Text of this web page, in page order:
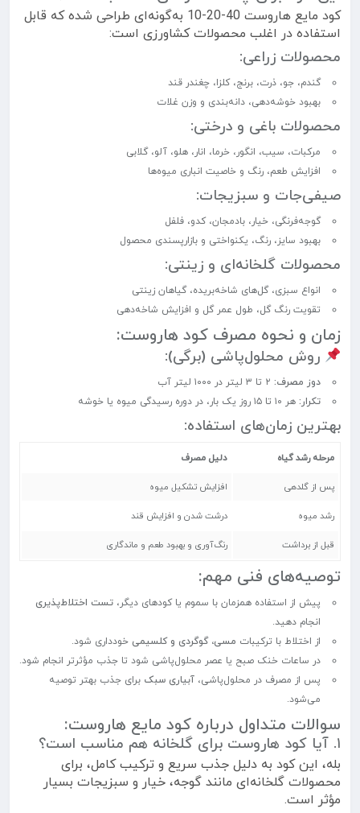
کود مایع هاروست 40-20-10 به‌گونه‌ای طراحی شده که قابل
استفاده در اغلب محصولات کشاورزی است:
محصولات زراعی:
گندم، جو، ذرت، برنج، کلزا، چغندر قند
بهبود خوشه‌دهی، دانه‌بندی و وزن غلات
محصولات باغی و درختی:
مرکبات، سیب، انگور، خرما، انار، هلو، آلو، گلابی
افزایش طعم، رنگ و خاصیت انباری میوه‌ها
صیفی‌جات و سبزیجات:
گوجه‌فرنگی، خیار، بادمجان، کدو، فلفل
بهبود سایز، رنگ، یکنواختی و بازارپسندی محصول
محصولات گلخانه‌ای و زینتی:
انواع سبزی، گل‌های شاخه‌بریده، گیاهان زینتی
تقویت رنگ گل، طول عمر گل و افزایش شاخه‌دهی
زمان و نحوه مصرف کود هاروست:
روش محلول‌پاشی (برگی):
دوز مصرف:
تکرار: هر ۱۰ تا ۱۵ روز یک بار، در دوره رسیدگی میوه یا خوشه
بهترین زمان‌های استفاده:
مرحله رشد گیاه دلیل مصرف
پس از گلدهی افزایش تشکیل میوه
رشد میوه درشت شدن و افزایش قند
قبل از برداشت رنگ‌آوری و بهبود طعم و ماندگاری
توصیه‌های فنی مهم:
پیش از استفاده همزمان با سموم یا کودهای دیگر، تست اختلاط‌پذیری
انجام دهید.
از اختلاط با ترکیبات مسی، گوگردی و کلسیمی خودداری شود.
در ساعات خنک صبح یا عصر محلول‌پاشی شود تا جذب مؤثرتر انجام شود.
پس از مصرف در محلول‌پاشی، آبیاری سبک برای جذب بهتر توصیه
می‌شود.
سوالات متداول درباره کود مایع هاروست:
۱. آیا کود هاروست برای گلخانه هم مناسب است؟
بله، این کود به دلیل جذب سریع و ترکیب کامل، برای
محصولات گلخانه‌ای مانند گوجه، خیار و سبزیجات بسیار
مؤثر است.